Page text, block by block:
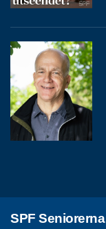
SPF Seniorerna